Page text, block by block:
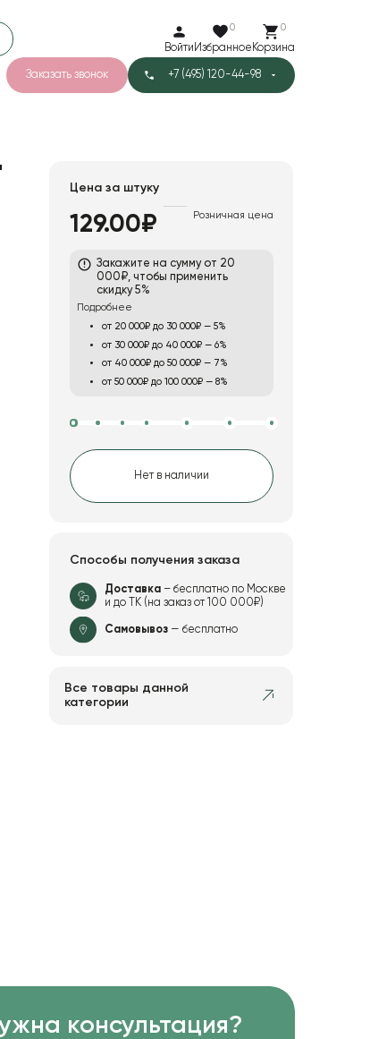
Войти
0
Избранное
0
Корзина
Заказать звонок +7 (495) 120-44-98
Цена за штуку
129.00₽ Розничная цена
Закажите на сумму от 20
000₽, чтобы применить
скидку 5%
Подробнее
от 20 000₽ до 30 000₽ — 5%
от 30 000₽ до 40 000₽ — 6%
от 40 000₽ до 50 000₽ — 7%
от 50 000₽ до 100 000₽ — 8%
Нет в наличии
Способы получения заказа
Доставка– бесплатно по Москве
и до ТК (на заказ от 100 000₽)
Самовывоз— бесплатно
Все товары данной
категории
консультация?